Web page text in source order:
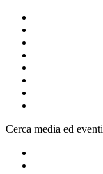
Cerca media ed eventi